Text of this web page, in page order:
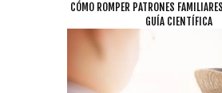
CÓMO ROMPER PATRONES
GUÍA CIENTÍFICA